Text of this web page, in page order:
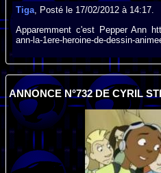
Tiga, Posté le 17/02/2012 à 14:17.
Apparemment c'est Pepper Ann
ann-la-1ere-heroine-de-dessin-
ANNONCE N°732 DE CYRIL